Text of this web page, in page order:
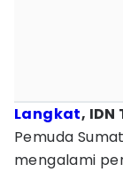
Langkat, IDN
Pemuda
mengalami